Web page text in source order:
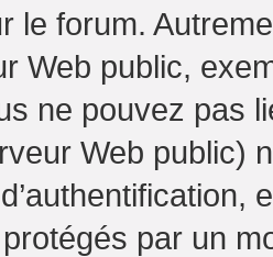
le forum.
Web public,
ne pouvez pas
Web public)
par un